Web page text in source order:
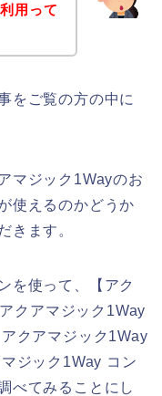
用って
をご覧の方の中に
マジック1Wayのお
使えるのかどうか
きます。
を使って、【アク
クアマジック1Way
クアマジック1Way
ジック1Way コン
べてみることにし